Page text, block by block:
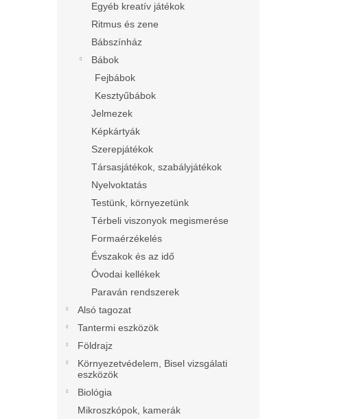
Egyéb kreatív játékok
Ritmus és zene
Bábszínház
Bábok
Fejbábok
Kesztyűbábok
Jelmezek
Képkártyák
Szerepjátékok
Társasjátékok, szabályjátékok
Nyelvoktatás
Testünk, környezetünk
Térbeli viszonyok megismerése
Formaérzékelés
Évszakok és az idő
Óvodai kellékek
Paraván rendszerek
Alsó tagozat
Tantermi eszközök
Földrajz
Környezetvédelem, Bisel vizsgálati
eszközök
Biológia
Mikroszkópok, kamerák